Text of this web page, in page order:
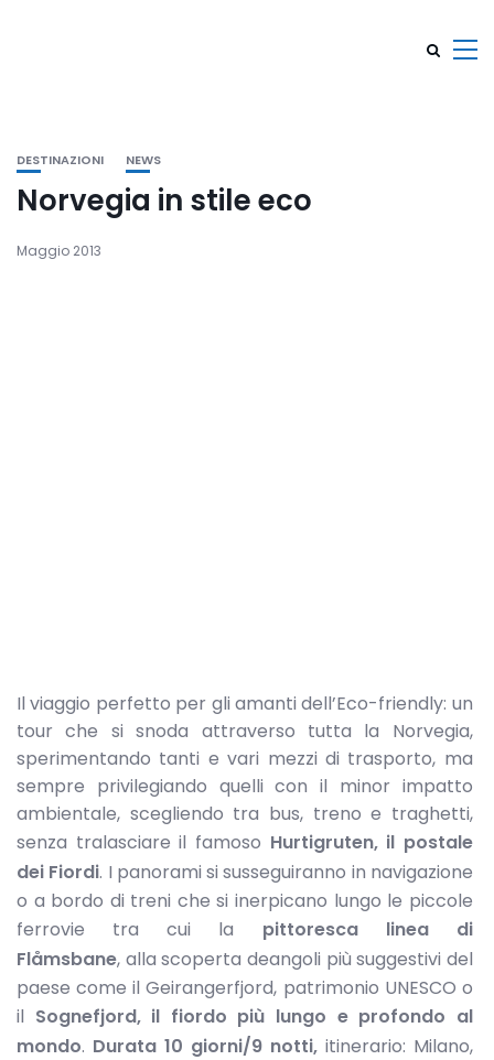
DESTINAZIONI NEWS
Norvegia in stile eco
Maggio 2013
Il viaggio perfetto per gli amanti dell’Eco-friendly: un
tour che si snoda attraverso tutta la Norvegia,
sperimentando tanti e vari mezzi di trasporto, ma
sempre privilegiando quelli con il minor impatto
ambientale, scegliendo tra bus, treno e traghetti,
senza tralasciare il famoso Hurtigruten, il postale
dei Fiordi. I panorami si susseguiranno in navigazione
o a bordo di treni che si inerpicano lungo le piccole
ferrovie tra cui la pittoresca linea di
Flåmsbane, alla scoperta deangoli più suggestivi del
paese come il Geirangerfjord, patrimonio UNESCO o
il Sognefjord, il fiordo più lungo e profondo al
mondo. Durata 10 giorni/9 notti,itinerario: Milano,